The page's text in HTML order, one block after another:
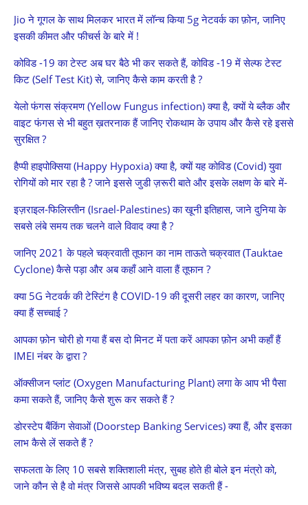
Jio ने गूगल के साथ मिलकर भारत में लॉन्च किया 5g नेटवर्क का फ़ोन, जानिए
इसकी कीमत और फीचर्स के बारे में !
कोविड -19 का टेस्ट अब घर बैठे भी कर सकते हैं, कोविड -19 में सेल्फ टेस्ट
किट (Self Test Kit) से, जानिए कैसे काम करती है ?
येलो फंगस संक्रमण (Yellow Fungus infection) क्या है, क्यों ये ब्लैक और
वाइट फंगस से भी बहुत ख़तरनाक हैं जानिए रोकथाम के उपाय और कैसे रहे इससे
सुरक्षित ?
हैप्पी हाइपोक्सिया (Happy Hypoxia) क्या है, क्यों यह कोविड (Covid) युवा
रोगियों को मार रहा है ? जाने इससे जुडी ज़रूरी बाते और इसके लक्षण के बारे में-
इज़राइल-फिलिस्तीन (Israel-Palestines) का खूनी इतिहास, जाने दुनिया के
सबसे लंबे समय तक चलने वाले विवाद क्या है ?
जानिए 2021 के पहले चक्रवाती तूफान का नाम ताऊते चक्रवात (Tauktae
Cyclone) कैसे पड़ा और अब कहाँ आने वाला हैं तूफान ?
क्या 5G नेटवर्क की टेस्टिंग है COVID-19 की दूसरी लहर का कारण, जानिए
क्या हैं सच्चाई ?
आपका फ़ोन चोरी हो गया हैं बस दो मिनट में पता करें आपका फ़ोन अभी कहाँ हैं
IMEI नंबर के द्वारा ?
ऑक्सीजन प्लांट (Oxygen Manufacturing Plant) लगा के आप भी पैसा
कमा सकते हैं, जानिए कैसे शुरू कर सकते हैं ?
डोरस्टेप बैंकिंग सेवाओं (Doorstep Banking Services) क्या हैं, और इसका
लाभ कैसे लें सकते हैं ?
सफलता के लिए 10 सबसे शक्तिशाली मंत्र, सुबह होते ही बोले इन मंत्रो को,
जाने कौन से है वो मंत्र जिससे आपकी भविष्य बदल सकती हैं -